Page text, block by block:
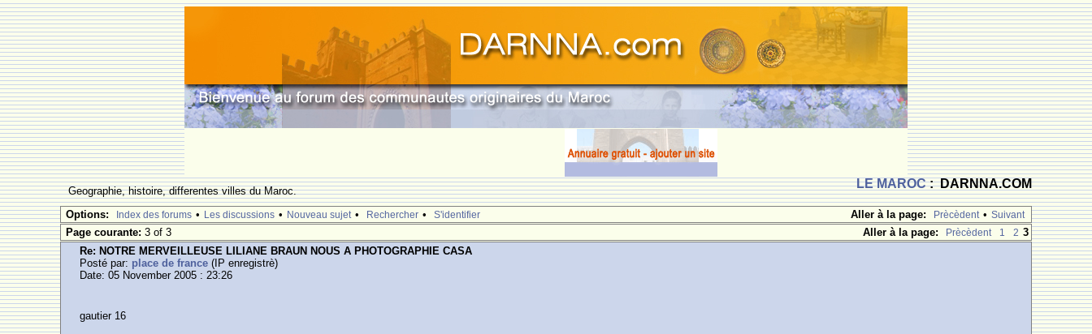
LE MAROC: DARNNA.COM
Geographie, histoire, differentes villes du Maroc.
Aller à la page:
Prècèdent • Suivant
Options: Index des forums • Les discussions • Nouveau sujet • Rechercher • S'identifier
Aller à la page: Prècèdent 1 2 3
Page courante:3 of 3
Re: NOTRE MERVEILLEUSE LILIANE BRAUN NOUS A PHOTOGRAPHIE CASA
Posté par: place de france (IP enregistrè)
Date: 05 November 2005 : 23:26
gautier 16